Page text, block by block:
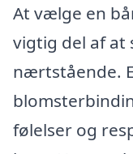
At vælge en
vigtig del af at
nærtstående.
følelser og